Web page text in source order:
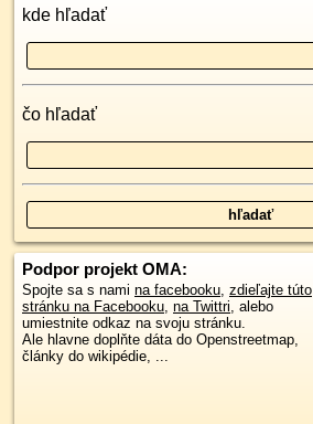
kde hľadať
čo hľadať
Podpor projekt OMA:
Spojte sa s nami na facebooku, zdieľajte túto
stránku na Facebooku, na Twittri, alebo
umiestnite odkaz na svoju stránku.
Ale hlavne doplňte dáta do Openstreetmap,
články do wikipédie, ...